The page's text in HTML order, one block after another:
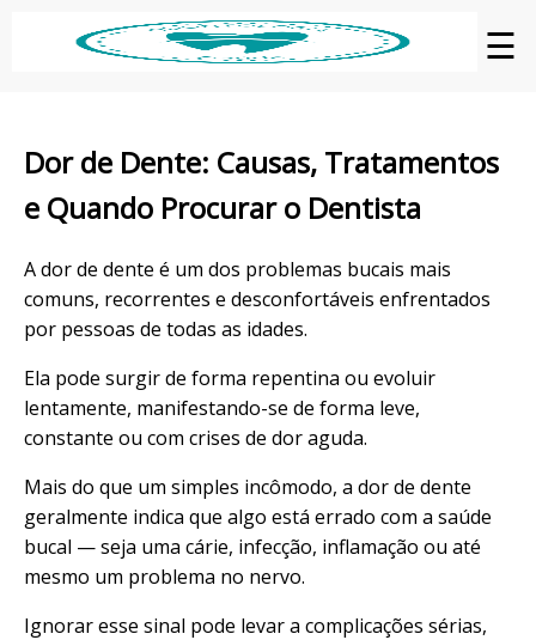
☰
Dor de Dente: Causas, Tratamentos
e Quando Procurar o Dentista
A dor de dente é um dos problemas bucais mais
comuns, recorrentes e desconfortáveis enfrentados
por pessoas de todas as idades.
Ela pode surgir de forma repentina ou evoluir
lentamente, manifestando-se de forma leve,
constante ou com crises de dor aguda.
Mais do que um simples incômodo, a dor de dente
geralmente indica que algo está errado com a saúde
bucal — seja uma cárie, infecção, inflamação ou até
mesmo um problema no nervo.
Ignorar esse sinal pode levar a complicações sérias,